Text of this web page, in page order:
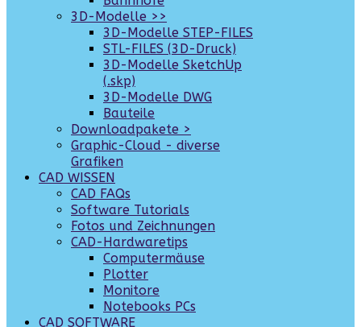
3D-Modelle >>
3D-Modelle STEP-FILES
STL-FILES (3D-Druck)
3D-Modelle SketchUp
(.skp)
3D-Modelle DWG
Bauteile
Downloadpakete >
Graphic-Cloud - diverse
Grafiken
CAD WISSEN
CAD FAQs
Software Tutorials
Fotos und Zeichnungen
CAD-Hardwaretips
Computermäuse
Plotter
Monitore
Notebooks PCs
CAD SOFTWARE